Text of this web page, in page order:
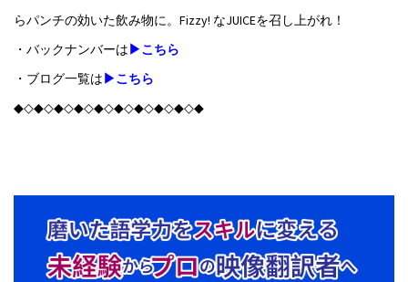
らパンチの効いた飲み物に。Fizzy! なJUICEを召し上がれ！
・バックナンバーは▶こちら
・ブログ一覧は▶こちら
◆◇◆◇◆◇◆◇◆◇◆◇◆◇◆◇◆◇◆